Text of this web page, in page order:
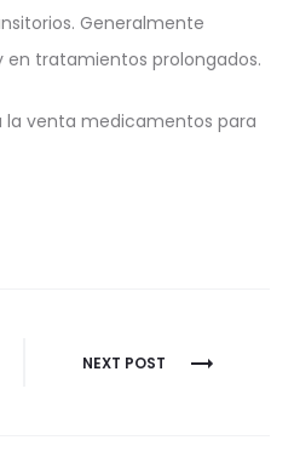
Generalmente
en tratamientos prolongados.
la venta medicamentos para
NEXT POST